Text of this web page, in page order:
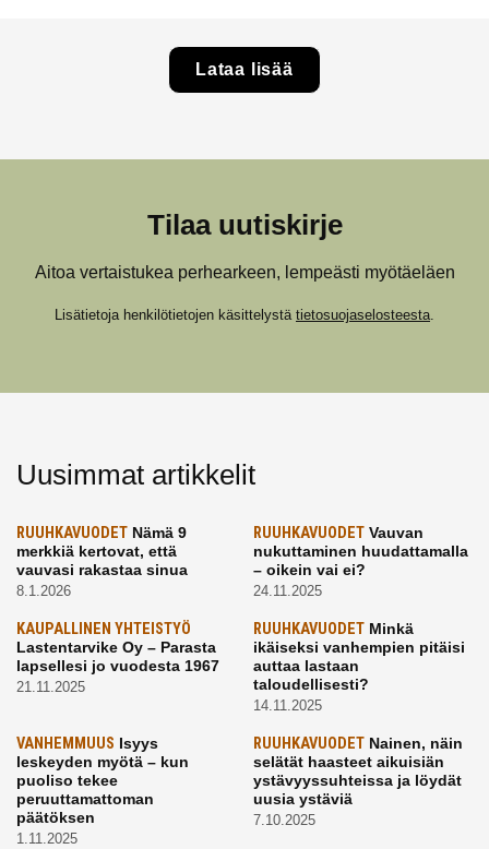
Lataa lisää
Tilaa uutiskirje
Aitoa vertaistukea perhearkeen, lempeästi myötäeläen
Lisätietoja henkilötietojen käsittelystä tietosuojaselosteesta.
Uusimmat artikkelit
RUUHKAVUODET Nämä 9
merkkiä kertovat, että
vauvasi rakastaa sinua
8.1.2026
RUUHKAVUODETVauvan
nukuttaminen huudattamalla
– oikein vai ei?
24.11.2025
KAUPALLINEN YHTEISTYÖ
Lastentarvike Oy – Parasta
lapsellesi jo vuodesta 1967
21.11.2025
RUUHKAVUODETMinkä
ikäiseksi vanhempien pitäisi
auttaa lastaan
taloudellisesti?
14.11.2025
VANHEMMUUS Isyys
leskeyden myötä – kun
puoliso tekee
peruuttamattoman
päätöksen
1.11.2025
RUUHKAVUODETNainen, näin
selätät haasteet aikuisiän
ystävyyssuhteissa ja löydät
uusia ystäviä
7.10.2025